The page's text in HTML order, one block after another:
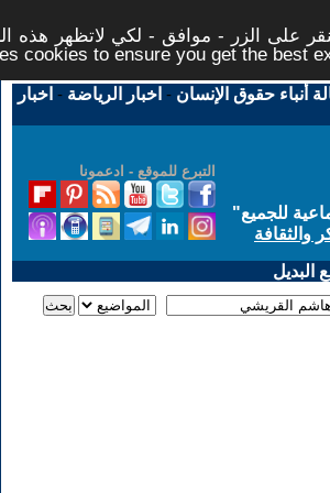
على الزر - موافق - لكي لاتظهر هذه
cookies to ensure you get the best
أنباء حقوق الإنسان - اخبار الرياضة - اخبار
التبرع للموقع - ادعمونا
للجميع"
والثقافة
البديل